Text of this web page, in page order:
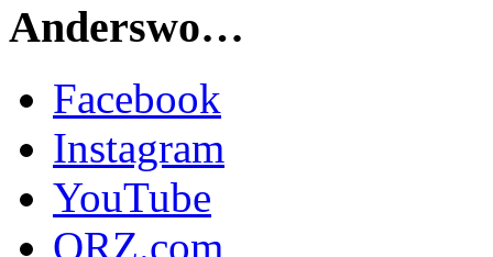
Anderswo…
Facebook
Instagram
YouTube
QRZ.com